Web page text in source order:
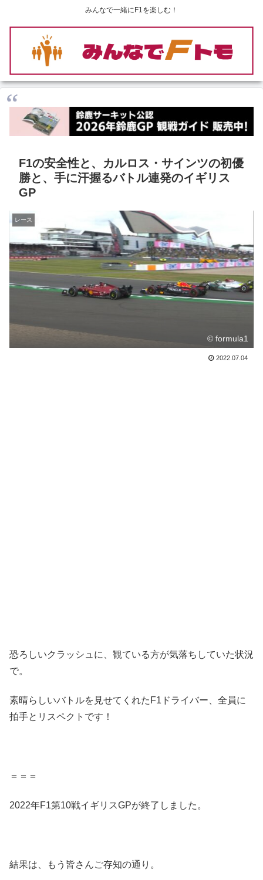
みんなで一緒にF1を楽しむ！
F1の安全性と、カルロス・サインツの初優
勝と、手に汗握るバトル連発のイギリス
GP
レース
© formula1
2022.07.04
恐ろしいクラッシュに、観ている方が気落ちしていた状況
で。
素晴らしいバトルを見せてくれたF1ドライバー、全員に
拍手とリスペクトです！
＝＝＝
2022年F1第10戦イギリスGPが終了しました。
結果は、もう皆さんご存知の通り。